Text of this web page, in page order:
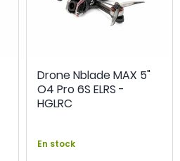
Drone Nblade MAX 5"
O4 Pro 6S ELRS -
HGLRC
En stock